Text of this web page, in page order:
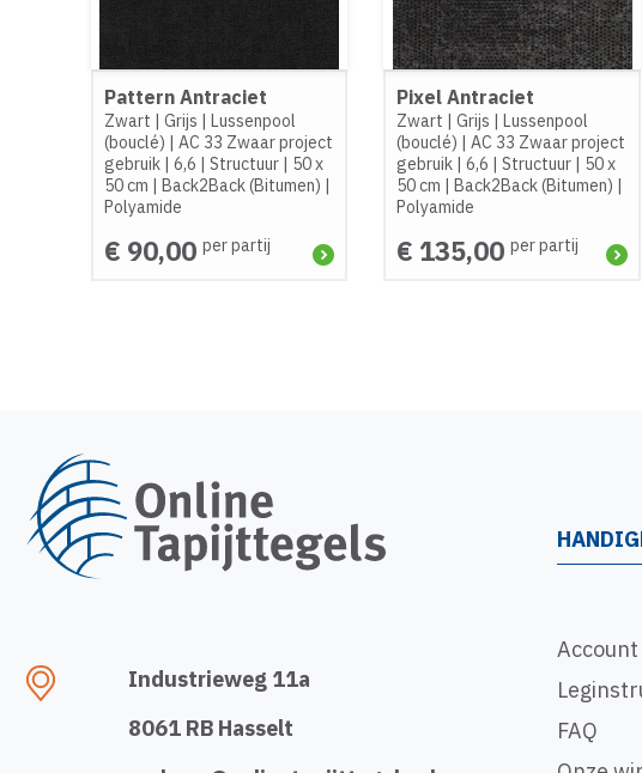
Pattern Antraciet
Zwart | Grijs | Lussenpool
(bouclé) | AC 33 Zwaar project
gebruik | 6,6 | Structuur | 50 x
50 cm | Back2Back (Bitumen) |
Polyamide
€ 90,00 per partij
Pixel Antraciet
Zwart |Grijs |Lussenpool
(bouclé) |AC 33 Zwaar project
gebruik |6,6 |Structuur | 50 x
50 cm |Back2Back (Bitumen) |
Polyamide
€ 135,00 per partij
Industrieweg 11a
8061 RB Hasselt
Account
FAQ